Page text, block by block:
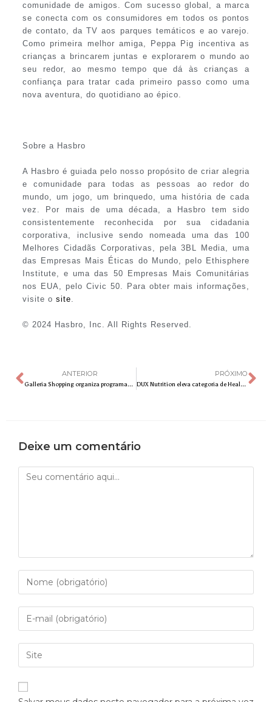
comunidade de amigos. Com sucesso global, a marca
se conecta com os consumidores em todos os pontos
de contato, da TV aos parques temáticos e ao varejo.
Como primeira melhor amiga, Peppa Pig incentiva as
crianças a brincarem juntas e explorarem o mundo ao
seu redor, ao mesmo tempo que dá às crianças a
confiança para tratar cada primeiro passo como uma
nova aventura, do quotidiano ao épico.
Sobre a Hasbro
A Hasbro é guiada pelo nosso propósito de criar alegria
e comunidade para todas as pessoas ao redor do
mundo, um jogo, um brinquedo, uma história de cada
vez. Por mais de uma década, a Hasbro tem sido
consistentemente reconhecida por sua cidadania
corporativa, inclusive sendo nomeada uma das 100
Melhores Cidadãs Corporativas, pela 3BL Media, uma
das Empresas Mais Éticas do Mundo, pelo Ethisphere
Institute, e uma das 50 Empresas Mais Comunitárias
nos EUA, pelo Civic 50. Para obter mais informações,
visite o site.
© 2024 Hasbro, Inc. All Rights Reserved.
ANTERIOR
Galleria Shopping organiza programação de Páscoa gratuita para toda a família
PRÓXIMO
DUX Nutrition eleva categoria de Health & Wellness com lançamento de dois produtos inovadores
Deixe um comentário